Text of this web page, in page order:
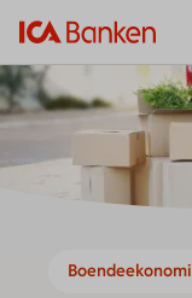
Boendeekonomi